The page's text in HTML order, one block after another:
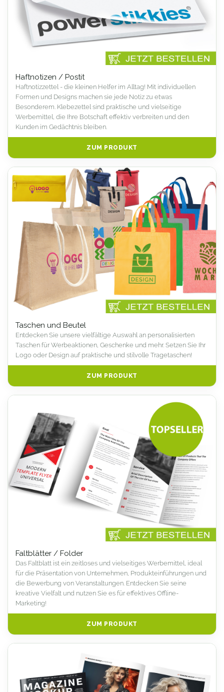
Haftnotizen / Postit
Haftnotizzettel - die kleinen Helfer im Alltag! Mit individuellen
Formen und Designs machen sie jede Notiz zu etwas
Besonderem. Klebezettel sind praktische und vielseitige
Werbemittel, die Ihre Botschaft effektiv verbreiten und den
Kunden im Gedächtnis bleiben.
ZUM PRODUKT
Taschen und Beutel
Entdecken Sie unsere vielfältige Auswahl an personalisierten
Taschen für Werbeaktionen, Geschenke und mehr. Setzen Sie Ihr
Logo oder Design auf praktische und stilvolle Tragetaschen!
ZUM PRODUKT
Faltblätter / Folder
Das Faltblatt ist ein zeitloses und vielseitiges Werbemittel, ideal
für die Präsentation von Unternehmen, Produkteinführungen und
die Bewerbung von Veranstaltungen. Entdecken Sie seine
kreative Vielfalt und nutzen Sie es für effektives Offline-
Marketing!
ZUM PRODUKT